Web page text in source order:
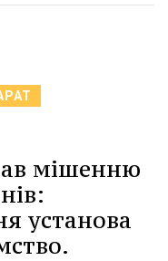
мішенню
установа